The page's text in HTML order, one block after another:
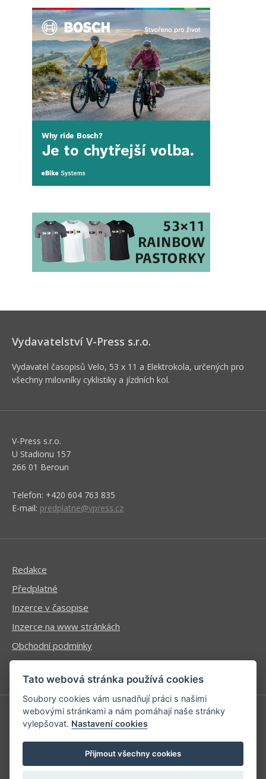
Vydavatelství V-Press s.r.o.
Vydavatel časopisů Velo, 53 x 11 a Elektrokola, určených pro
všechny milovníky cyklistiky a jízdních kol.
V-Press s.r.o.
U Stadionu 157
266 01 Beroun
Telefon: +420 604 763 835
E-mail: predplatne@vpress.cz
Redakce
Předplatné
Inzerce v časopise
Inzerce na www stránkách
Obchodní podmínky
Ochrana osobních údajů
Příhlášení | Registrace
Kontaktní informace
Mapa stránek
Tato webová stránka používá cookies
Soubory cookies vám usnadňují práci s našimi
webovými stránkami a nám pomáhají naše stránky
vylepšovat. Nastavení cookies
Přijmout všechny cookies